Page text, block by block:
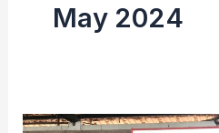
May 2024